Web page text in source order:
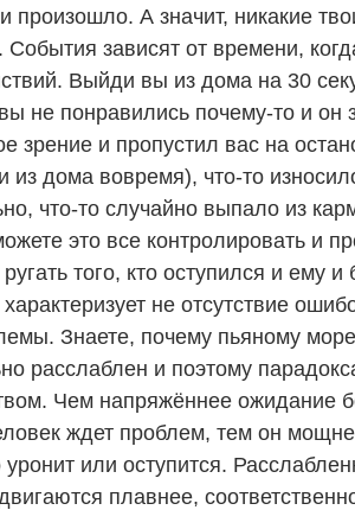
произошло. А значит, никакие
зависят от времени,
Выйди вы из дома на 30
не понравились почему-то и он
зрение и пропустил вас на
из дома вовремя), что-то
что-то случайно выпало из
это все контролировать и
того, кто оступился и ему
не отсутствие
Знаете, почему пьяному
расслаблен и поэтому
Чем напряжённее ожидание
ждет проблем, тем он
или оступится.
плавнее,